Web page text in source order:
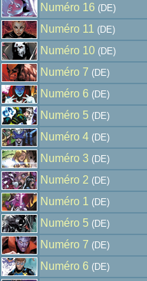
Numéro 16 (DE)
Numéro 11
(DE)
Numéro 10 (DE)
Numéro 7 (DE)
Numéro 6 (DE)
Numéro 5 (DE)
Numéro 4 (DE)
Numéro 3 (DE)
Numéro 2 (DE)
Numéro 1
(DE)
Numéro 5 (DE)
Numéro 7 (DE)
Numéro 6 (DE)